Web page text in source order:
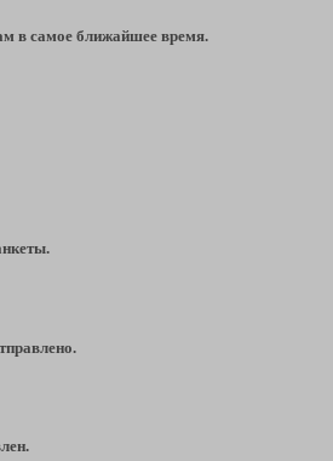
в самое ближайшее время.